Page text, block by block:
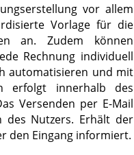
vor allem
Vorlage für die
an. Zudem können
Rechnung individuell
automatisieren und mit
erfolgt innerhalb des
Versenden per E-Mail
des Nutzers. Erhält der
den Eingang informiert.